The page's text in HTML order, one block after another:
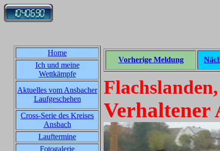
Home
Ich und meine
Wettkämpfe
Aktuelles vom Ansbacher
Laufgeschehen
Cross-Serie des Kreises
Ansbach
Lauftermine
Fotogalerie
Vorherige Meldung
Verhaltener